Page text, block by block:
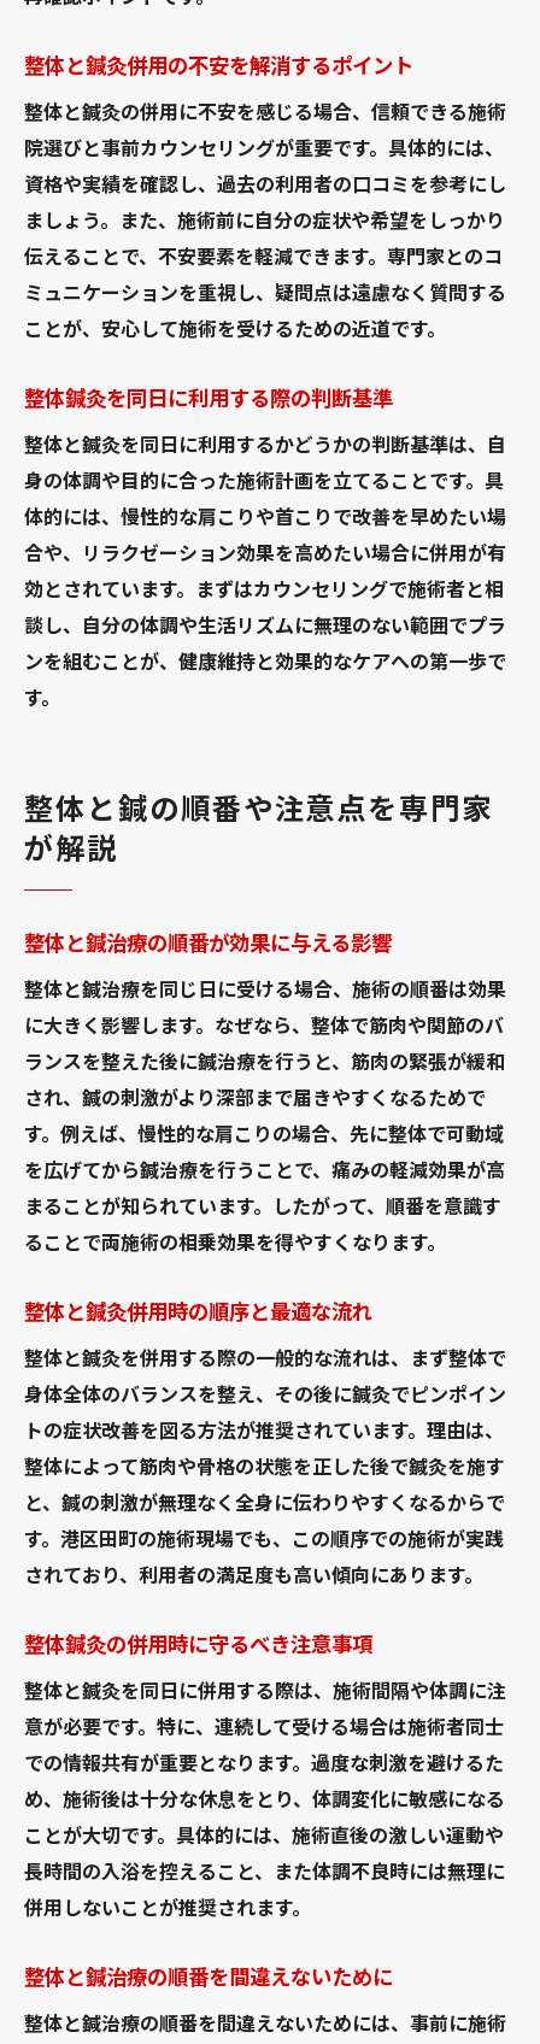
整体と鍼灸併用の不安を解消するポイント
整体と鍼灸の併用に不安を感じる場合、信頼できる施術
院選びと事前カウンセリングが重要です。具体的には、
資格や実績を確認し、過去の利用者の口コミを参考にし
ましょう。また、施術前に自分の症状や希望をしっかり
伝えることで、不安要素を軽減できます。専門家とのコ
ミュニケーションを重視し、疑問点は遠慮なく質問する
ことが、安心して施術を受けるための近道です。
整体鍼灸を同日に利用する際の判断基準
整体と鍼灸を同日に利用するかどうかの判断基準は、自
身の体調や目的に合った施術計画を立てることです。具
体的には、慢性的な肩こりや首こりで改善を早めたい場
合や、リラクゼーション効果を高めたい場合に併用が有
効とされています。まずはカウンセリングで施術者と相
談し、自分の体調や生活リズムに無理のない範囲でプラ
ンを組むことが、健康維持と効果的なケアへの第一歩で
す。
整体と鍼の順番や注意点を専門家
が解説
整体と鍼治療の順番が効果に与える影響
整体と鍼治療を同じ日に受ける場合、施術の順番は効果
に大きく影響します。なぜなら、整体で筋肉や関節のバ
ランスを整えた後に鍼治療を行うと、筋肉の緊張が緩和
され、鍼の刺激がより深部まで届きやすくなるためで
す。例えば、慢性的な肩こりの場合、先に整体で可動域
を広げてから鍼治療を行うことで、痛みの軽減効果が高
まることが知られています。したがって、順番を意識す
ることで両施術の相乗効果を得やすくなります。
整体と鍼灸併用時の順序と最適な流れ
整体と鍼灸を併用する際の一般的な流れは、まず整体で
身体全体のバランスを整え、その後に鍼灸でピンポイン
トの症状改善を図る方法が推奨されています。理由は、
整体によって筋肉や骨格の状態を正した後で鍼灸を施す
と、鍼の刺激が無理なく全身に伝わりやすくなるからで
す。港区田町の施術現場でも、この順序での施術が実践
されており、利用者の満足度も高い傾向にあります。
整体鍼灸の併用時に守るべき注意事項
整体と鍼灸を同日に併用する際は、施術間隔や体調に注
意が必要です。特に、連続して受ける場合は施術者同士
での情報共有が重要となります。過度な刺激を避けるた
め、施術後は十分な休息をとり、体調変化に敏感になる
ことが大切です。具体的には、施術直後の激しい運動や
長時間の入浴を控えること、また体調不良時には無理に
併用しないことが推奨されます。
整体と鍼治療の順番を間違えないために
整体と鍼治療の順番を間違えないためには、事前に施術